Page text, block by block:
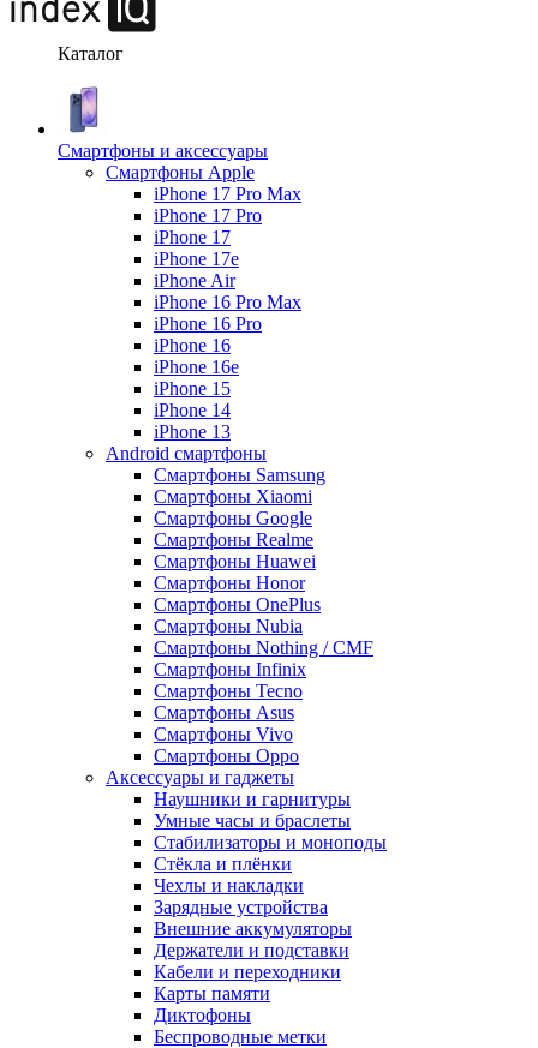
Каталог
Смартфоны и аксессуары
Смартфоны Apple
iPhone 17 Pro Max
iPhone 17 Pro
iPhone 17
iPhone 17e
iPhone Air
iPhone 16 Pro Max
iPhone 16 Pro
iPhone 16
iPhone 16e
iPhone 15
iPhone 14
iPhone 13
Android cмартфоны
Смартфоны Samsung
Смартфоны Xiaomi
Смартфоны Google
Смартфоны Realme
Смартфоны Huawei
Смартфоны Honor
Смартфоны OnePlus
Смартфоны Nubia
Смартфоны Nothing / CMF
Смартфоны Infinix
Смартфоны Tecno
Смартфоны Asus
Смартфоны Vivo
Смартфоны Oppo
Аксессуары и гаджеты
Наушники и гарнитуры
Умные часы и браслеты
Стабилизаторы и моноподы
Стёкла и плёнки
Чехлы и накладки
Зарядные устройства
Внешние аккумуляторы
Держатели и подставки
Кабели и переходники
Карты памяти
Диктофоны
Беспроводные метки